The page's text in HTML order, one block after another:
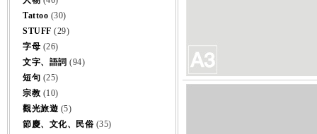
Tattoo (30)
STUFF (29)
字母 (26)
文字、語詞 (94)
短句 (25)
宗教 (10)
觀光旅遊 (5)
節慶、文化、民俗 (35)